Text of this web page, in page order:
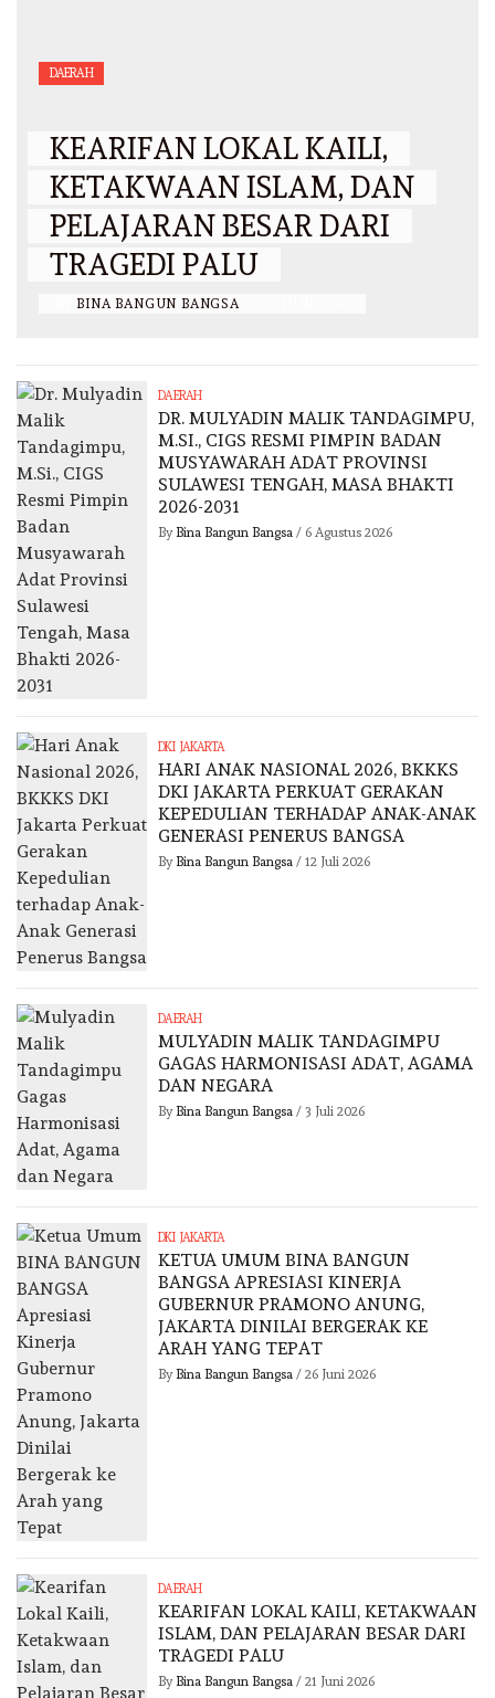
DAERAH
KEARIFAN LOKAL KAILI,
KETAKWAAN ISLAM, DAN
PELAJARAN BESAR DARI
TRAGEDI PALU
BINA BANGUN BANGSA
DAERAH
DR. MULYADIN MALIK TANDAGIMPU,
M.SI., CIGS RESMI PIMPIN BADAN
MUSYAWARAH ADAT PROVINSI
SULAWESI TENGAH, MASA BHAKTI
2026-2031
By Bina Bangun Bangsa/ 6 Agustus 2026
DKI JAKARTA
HARI ANAK NASIONAL 2026, BKKKS
DKI JAKARTA PERKUAT GERAKAN
KEPEDULIAN TERHADAP ANAK-ANAK
GENERASI PENERUS BANGSA
By Bina Bangun Bangsa/ 12 Juli 2026
DAERAH
MULYADIN MALIK TANDAGIMPU
GAGAS HARMONISASI ADAT, AGAMA
DAN NEGARA
By Bina Bangun Bangsa/ 3 Juli 2026
DKI JAKARTA
KETUA UMUM BINA BANGUN
BANGSA APRESIASI KINERJA
GUBERNUR PRAMONO ANUNG,
JAKARTA DINILAI BERGERAK KE
ARAH YANG TEPAT
By Bina Bangun Bangsa/ 26 Juni 2026
DAERAH
KEARIFAN LOKAL KAILI, KETAKWAAN
ISLAM, DAN PELAJARAN BESAR DARI
TRAGEDI PALU
By Bina Bangun Bangsa/ 21 Juni 2026